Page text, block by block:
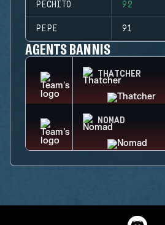
PECHITO 92
PEPE 91
AGENTS BANNIS
THATCHER
NOMAD